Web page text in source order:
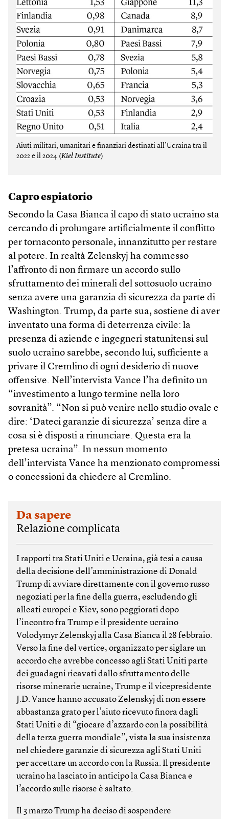
Aiuti militari, umanitari e finanziari destinati all’Ucraina tra il
2022 e il 2024 (Kiel Institute)
Capro espiatorio
Secondo la Casa Bianca il capo di stato ucraino sta
cercando di prolungare artificialmente il conflitto
per tornaconto personale, innanzitutto per restare
al potere. In realtà Zelenskyj ha commesso
l’affronto di non firmare un accordo sullo
sfruttamento dei minerali del sottosuolo ucraino
senza avere una garanzia di sicurezza da parte di
Washington. Trump, da parte sua, sostiene di aver
inventato una forma di deterrenza civile: la
presenza di aziende e ingegneri statunitensi sul
suolo ucraino sarebbe, secondo lui, sufficiente a
privare il Cremlino di ogni desiderio di nuove
offensive. Nell’intervista Vance l’ha definito un
“investimento a lungo termine nella loro
sovranità”. “Non si può venire nello studio ovale e
dire: ‘Dateci garanzie di sicurezza’ senza dire a
cosa si è disposti a rinunciare. Questa era la
pretesa ucraina”. In nessun momento
dell’intervista Vance ha menzionato compromessi
o concessioni da chiedere al Cremlino.
Da sapere
Relazione complicata
I rapporti tra Stati Uniti e Ucraina, già tesi a causa
della decisione dell’amministrazione di Donald
Trump di avviare direttamente con il governo russo
negoziati per la fine della guerra, escludendo gli
alleati europei e Kiev, sono peggiorati dopo
l’incontro fra Trump e il presidente ucraino
Volodymyr Zelenskyj alla Casa Bianca il 28 febbraio.
Verso la fine del vertice, organizzato per siglare un
accordo che avrebbe concesso agli Stati Uniti parte
dei guadagni ricavati dallo sfruttamento delle
risorse minerarie ucraine, Trump e il vicepresidente
J.D. Vance hanno accusato Zelenskyj di non essere
abbastanza grato per l’aiuto ricevuto finora dagli
Stati Uniti e di “giocare d’azzardo con la possibilità
della terza guerra mondiale”, vista la sua insistenza
nel chiedere garanzie di sicurezza agli Stati Uniti
per accettare un accordo con la Russia. Il presidente
ucraino ha lasciato in anticipo la Casa Bianca e
l’accordo sulle risorse è saltato.
Il 3 marzo Trump ha deciso di sospendere